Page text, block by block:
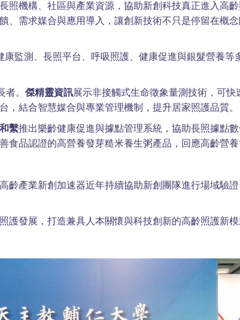
機構、社區與產業資源，協助新創科技真正進入高
需求媒合與應用導入，讓創新技術不只是停留在概
監測、長照平台、呼吸照護、健康促進與銀髮營養等
者。 傑精靈資訊展示非接觸式生命徵象量測技術，可
，結合智慧媒合與專業管理機制，提升居家照護品質。
繫推出樂齡健康促進與據點管理系統，協助長照據點數
食品認證的高營養發芽糙米養生粥產品，回應高齡營養
產業新創加速器近年持續協助新創團隊進行場域驗
發展，打造兼具人本關懷與科技創新的高齡照護新模